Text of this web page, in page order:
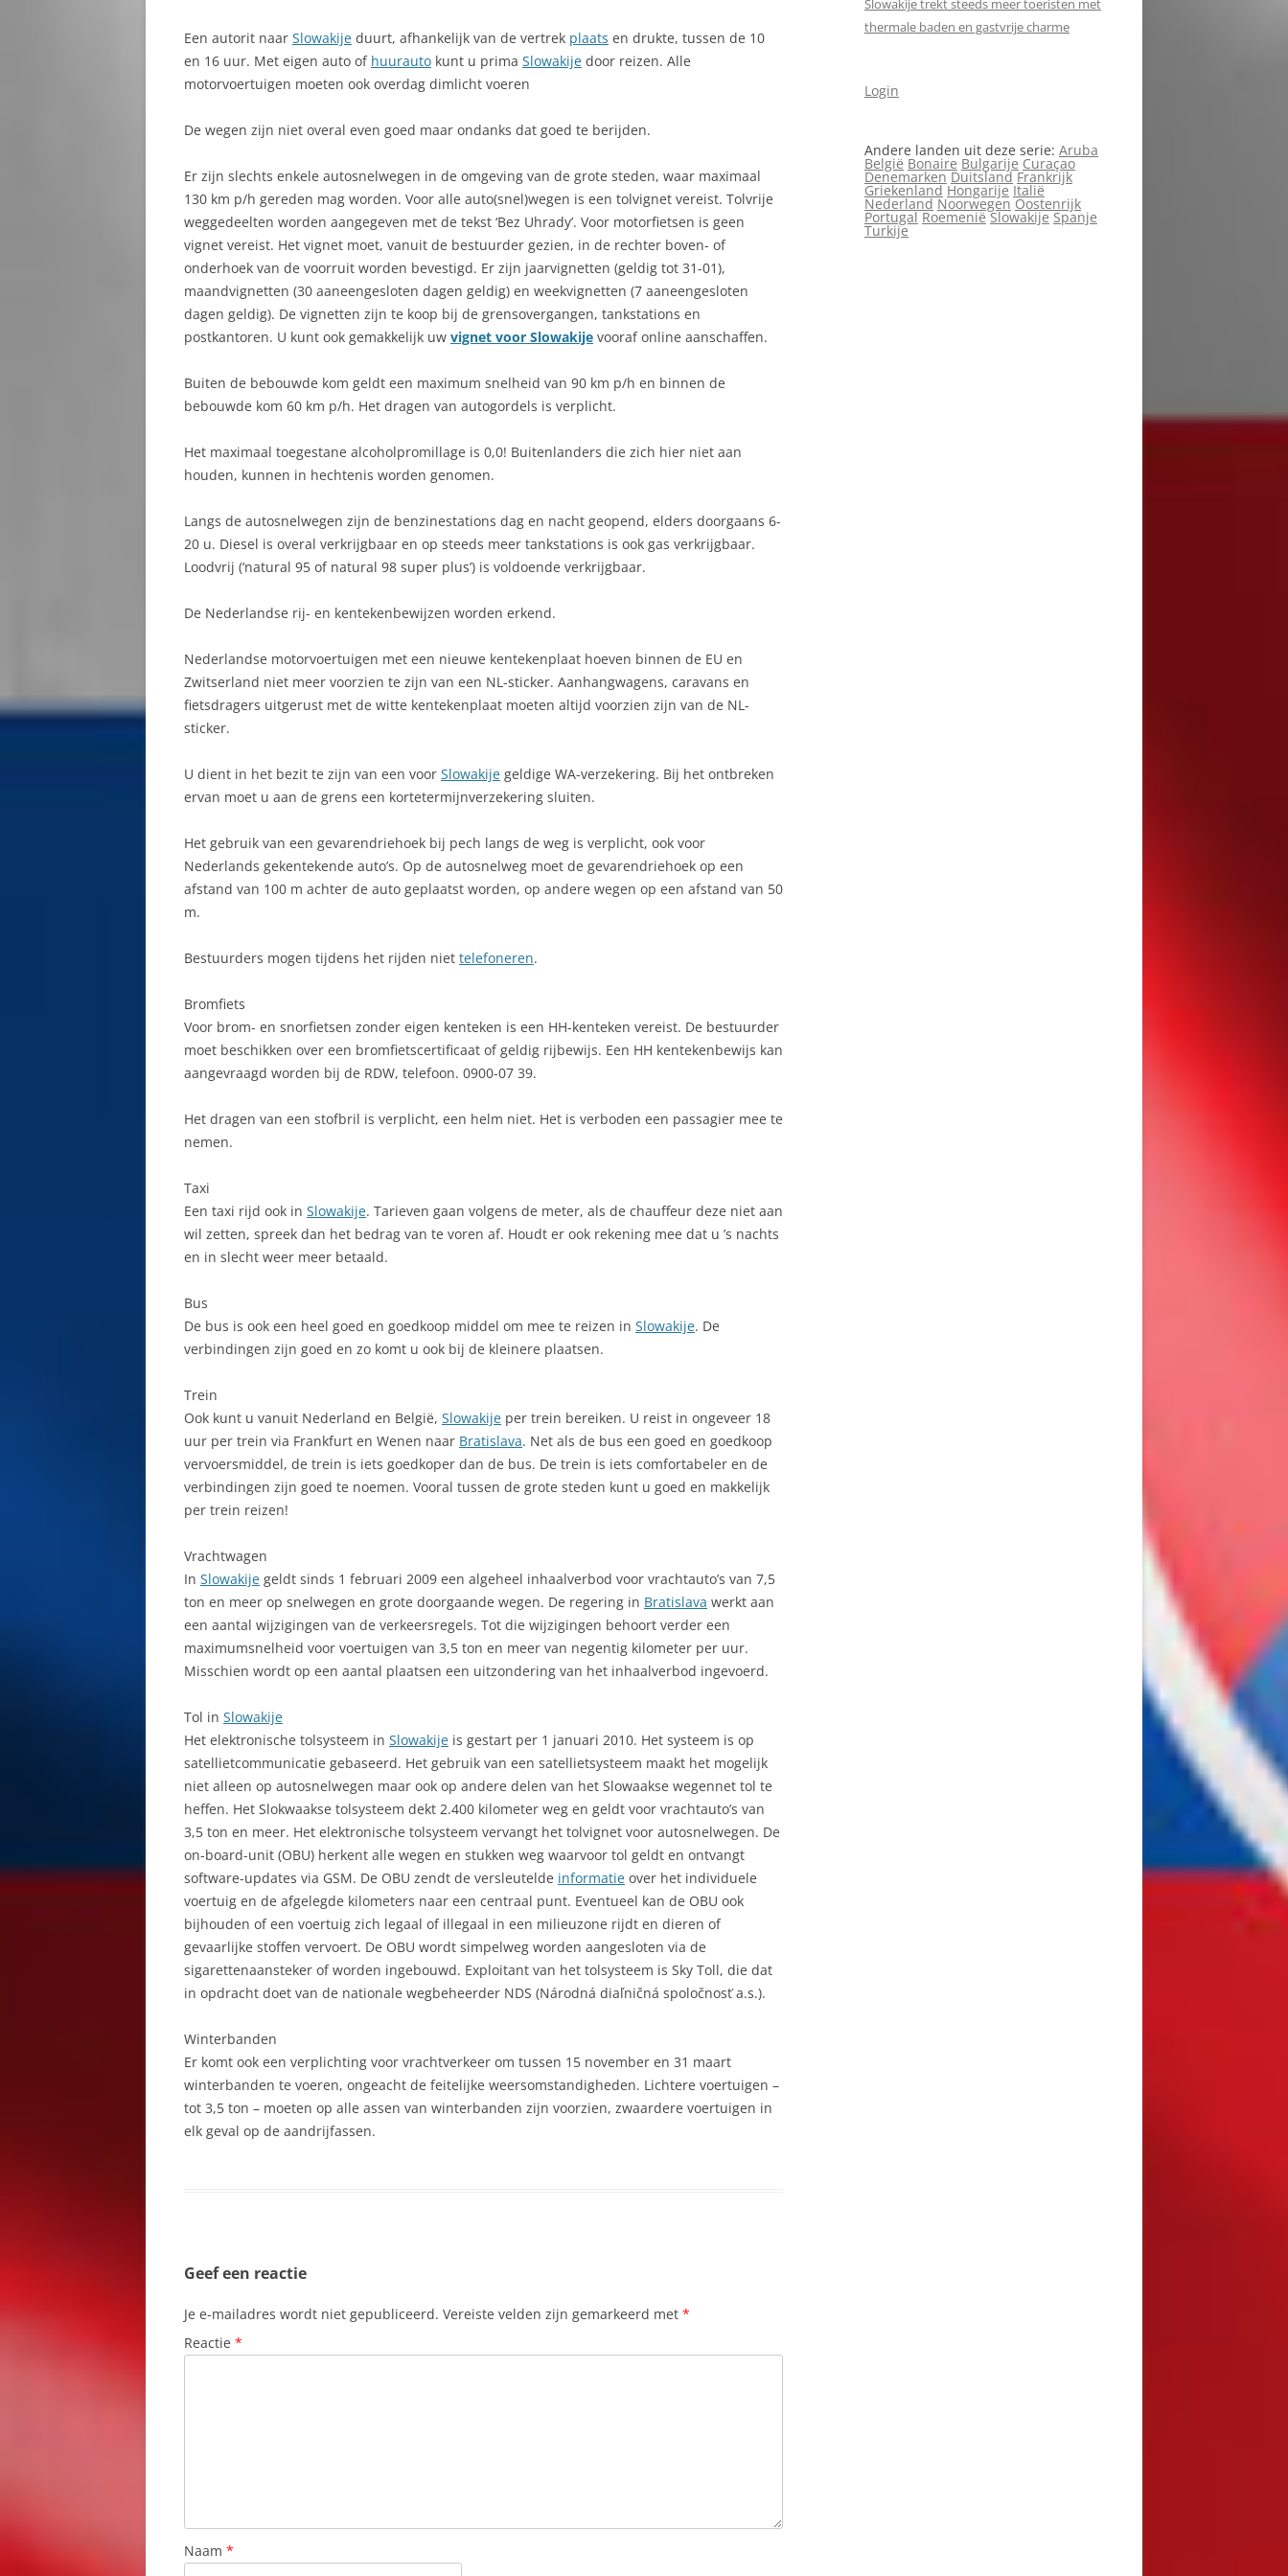
BARDEJOV
BĚLÁ KUBÍKOVÁ
DOBŠINSKÁ
DOLNÝ KUBÍN
DUNAJSKÁ LUŽNÁ
HNILEC
JASNA
KEŽMAROK
KOMJATNA
KOSICE
KREMNICA
LAGE TATRA SLOWAKIJE
MALÁ ČIERNA
MALÁ FATRA
NITRA
POCUVADLO
PRIEVIDZA
RUZOMBEROK
ŠAMORÍN
SLOVENSKÝ RAJ
ŠPANIA DOLINA
STARA MYJAVA
STARÝ SMOKOVEC
ŠTIAVNICKÉ VRCHY
ŠTRBSKÉ PLESO
SVIT
TATA, DE HOGE
TATRANSKÁ LOMNICA
TĚRCHOVÁ
TRENČÍN
VALASKA DUBO
ZDIAR
ZILINA
BIER
CRIMINALITEIT
DRINKWATER
WETGEVING EN TOERISTISCH
GEBRUIK
ECONOMIE
EVENEMENTEN
FEESTDAGEN SLOWAKIJE
FIETSTOCHTEN IN SLOWAKIJE
GELDZAKEN
GEOGRAFIE
GEZONDHEIDSZORG
GROTTEN
HUISDIER MEE NAAR SLOWAKIJE
FEESTEN EN LEKKERNIJEN
KUUROORDEN
KUUROORDEN IN SLOWAKIJE
MUNTEENHEID
PENSIONS
REGERINGSVORM
REISVERZEKERING
ROMA MINDERHEID
SKIEN IN SLOWAKIJE
STAATSINRICHTING SLOWAKIJE
TELEFONEREN
THERMALE BADEN IN SLOWAKIJE
TIJDSVERSCHIL
TOERISME
VERKEER
VERKEERSBUREAU SLOWAKIJE
VLAG SLOWAKIJE
VOLKSLIED SLOWAKIJE
WANDELEN
SITEMAP
Een autorit naar Slowakije duurt, afhankelijk van de vertrek plaats en drukte, tussen de 10
en 16 uur. Met eigen auto of huurauto kunt u prima Slowakije door reizen. Alle
motorvoertuigen moeten ook overdag dimlicht voeren
De wegen zijn niet overal even goed maar ondanks dat goed te berijden.
Er zijn slechts enkele autosnelwegen in de omgeving van de grote steden, waar maximaal
130 km p/h gereden mag worden. Voor alle auto(snel)wegen is een tolvignet vereist. Tolvrije
weggedeelten worden aangegeven met de tekst ‘Bez Uhrady’. Voor motorfietsen is geen
vignet vereist. Het vignet moet, vanuit de bestuurder gezien, in de rechter boven- of
onderhoek van de voorruit worden bevestigd. Er zijn jaarvignetten (geldig tot 31-01),
maandvignetten (30 aaneengesloten dagen geldig) en weekvignetten (7 aaneengesloten
dagen geldig). De vignetten zijn te koop bij de grensovergangen, tankstations en
postkantoren. U kunt ook gemakkelijk uw vignet voor Slowakije vooraf online aanschaffen.
Buiten de bebouwde kom geldt een maximum snelheid van 90 km p/h en binnen de
bebouwde kom 60 km p/h. Het dragen van autogordels is verplicht.
Het maximaal toegestane alcoholpromillage is 0,0! Buitenlanders die zich hier niet aan
houden, kunnen in hechtenis worden genomen.
Langs de autosnelwegen zijn de benzinestations dag en nacht geopend, elders doorgaans 6-
20 u. Diesel is overal verkrijgbaar en op steeds meer tankstations is ook gas verkrijgbaar.
Loodvrij (‘natural 95 of natural 98 super plus’) is voldoende verkrijgbaar.
De Nederlandse rij- en kentekenbewijzen worden erkend.
Nederlandse motorvoertuigen met een nieuwe kentekenplaat hoeven binnen de EU en
Zwitserland niet meer voorzien te zijn van een NL-sticker. Aanhangwagens, caravans en
fietsdragers uitgerust met de witte kentekenplaat moeten altijd voorzien zijn van de NL-
sticker.
U dient in het bezit te zijn van een voor Slowakije geldige WA-verzekering. Bij het ontbreken
ervan moet u aan de grens een kortetermijnverzekering sluiten.
Het gebruik van een gevarendriehoek bij pech langs de weg is verplicht, ook voor
Nederlands gekentekende auto’s. Op de autosnelweg moet de gevarendriehoek op een
afstand van 100 m achter de auto geplaatst worden, op andere wegen op een afstand van 50
m.
Bestuurders mogen tijdens het rijden niet telefoneren.
Bromfiets
Voor brom- en snorfietsen zonder eigen kenteken is een HH-kenteken vereist. De bestuurder
moet beschikken over een bromfietscertificaat of geldig rijbewijs. Een HH kentekenbewijs kan
aangevraagd worden bij de RDW, telefoon. 0900-07 39.
Het dragen van een stofbril is verplicht, een helm niet. Het is verboden een passagier mee te
nemen.
Taxi
Een taxi rijd ook in Slowakije. Tarieven gaan volgens de meter, als de chauffeur deze niet aan
wil zetten, spreek dan het bedrag van te voren af. Houdt er ook rekening mee dat u ’s nachts
en in slecht weer meer betaald.
Bus
De bus is ook een heel goed en goedkoop middel om mee te reizen in Slowakije. De
verbindingen zijn goed en zo komt u ook bij de kleinere plaatsen.
Trein
Ook kunt u vanuit Nederland en België, Slowakije per trein bereiken. U reist in ongeveer 18
uur per trein via Frankfurt en Wenen naar Bratislava. Net als de bus een goed en goedkoop
vervoersmiddel, de trein is iets goedkoper dan de bus. De trein is iets comfortabeler en de
verbindingen zijn goed te noemen. Vooral tussen de grote steden kunt u goed en makkelijk
per trein reizen!
Vrachtwagen
In Slowakije geldt sinds 1 februari 2009 een algeheel inhaalverbod voor vrachtauto’s van 7,5
ton en meer op snelwegen en grote doorgaande wegen. De regering in Bratislava werkt aan
een aantal wijzigingen van de verkeersregels. Tot die wijzigingen behoort verder een
maximumsnelheid voor voertuigen van 3,5 ton en meer van negentig kilometer per uur.
Misschien wordt op een aantal plaatsen een uitzondering van het inhaalverbod ingevoerd.
Tol in Slowakije
Het elektronische tolsysteem in Slowakije is gestart per 1 januari 2010. Het systeem is op
satellietcommunicatie gebaseerd. Het gebruik van een satellietsysteem maakt het mogelijk
niet alleen op autosnelwegen maar ook op andere delen van het Slowaakse wegennet tol te
heffen. Het Slokwaakse tolsysteem dekt 2.400 kilometer weg en geldt voor vrachtauto’s van
3,5 ton en meer. Het elektronische tolsysteem vervangt het tolvignet voor autosnelwegen. De
on-board-unit (OBU) herkent alle wegen en stukken weg waarvoor tol geldt en ontvangt
software-updates via GSM. De OBU zendt de versleutelde informatie over het individuele
voertuig en de afgelegde kilometers naar een centraal punt. Eventueel kan de OBU ook
bijhouden of een voertuig zich legaal of illegaal in een milieuzone rijdt en dieren of
gevaarlijke stoffen vervoert. De OBU wordt simpelweg worden aangesloten via de
sigarettenaansteker of worden ingebouwd. Exploitant van het tolsysteem is Sky Toll, die dat
in opdracht doet van de nationale wegbeheerder NDS (Národná diaľničná spoločnosť a.s.).
Winterbanden
Er komt ook een verplichting voor vrachtverkeer om tussen 15 november en 31 maart
winterbanden te voeren, ongeacht de feitelijke weersomstandigheden. Lichtere voertuigen –
tot 3,5 ton – moeten op alle assen van winterbanden zijn voorzien, zwaardere voertuigen in
elk geval op de aandrijfassen.
Geef een reactie
Je e-mailadres wordt niet gepubliceerd. Vereiste velden zijn gemarkeerd met *
Reactie *
Naam *
Slowakije trekt steeds meer toeristen met
thermale baden en gastvrije charme
Login
Andere landen uit deze serie: Aruba
België Bonaire Bulgarije Curaçao
Denemarken Duitsland Frankrijk
Griekenland Hongarije Italië
Nederland Noorwegen Oostenrijk
Portugal Roemenië Slowakije Spanje
Turkije